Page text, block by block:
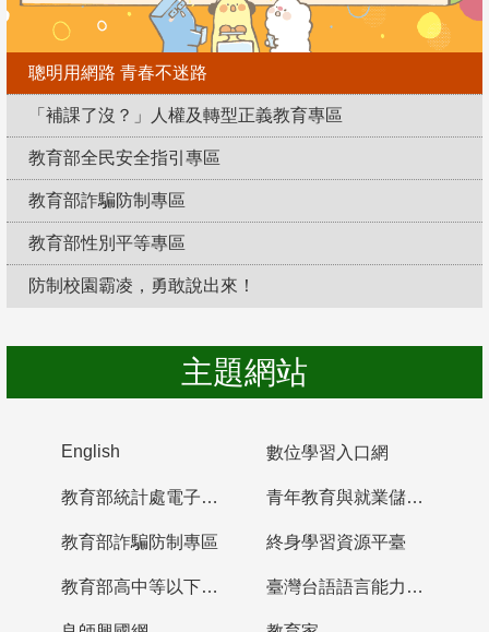
聰明用網路 青春不迷路
「補課了沒？」人權及轉型正義教育專區
教育部全民安全指引專區
教育部詐騙防制專區
教育部性別平等專區
防制校園霸凌，勇敢說出來！
主題網站
English 數位學習入口網
教育部統計處電子書櫃 青年教育與就業儲蓄帳戶
教育部詐騙防制專區 終身學習資源平臺
教育部高中等以下學校及幼兒園教師資格檢定考試 臺灣台語語言能力認證網站